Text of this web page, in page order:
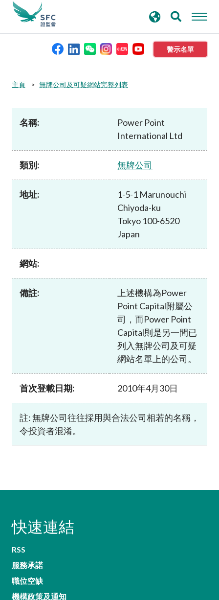
警示名單
本會簡介
資料庫
新聞稿及公布
尋
主頁 無牌公司及可疑網站完整列表
名稱:
Power Point
International Ltd
類別: 無牌公司
地址:
1-5-1 Marunouchi
Chiyoda-ku
Tokyo 100-6520
Japan
網站:
備註:
上述機構為Power
Point Capital附屬公
司，而Power Point
Capital則是另一間已
列入無牌公司及可疑
網站名單上的公司。
首次登載日期: 2010年4月30日
註: 無牌公司往往採用與合法公司相若的名稱，
令投資者混淆。
快速連結
RSS
服務承諾
職位空缺
機構政策及通知